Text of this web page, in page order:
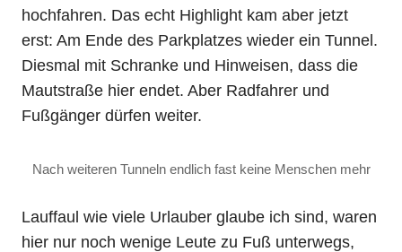
hochfahren. Das echt Highlight kam aber jetzt
erst: Am Ende des Parkplatzes wieder ein Tunnel.
Diesmal mit Schranke und Hinweisen, dass die
Mautstraße hier endet. Aber Radfahrer und
Fußgänger dürfen weiter.
Nach weiteren Tunneln endlich fast keine Menschen mehr
Lauffaul wie viele Urlauber glaube ich sind, waren
hier nur noch wenige Leute zu Fuß unterwegs,